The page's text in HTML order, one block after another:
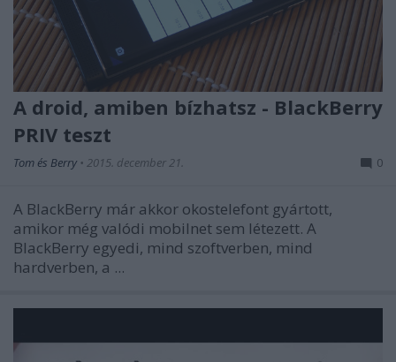
A droid, amiben bízhatsz - BlackBerry
PRIV teszt
Tom és Berry • 2015. december 21. 0
A BlackBerry már akkor okostelefont gyártott,
amikor még valódi mobilnet sem létezett. A
BlackBerry egyedi, mind szoftverben, mind
hardverben, a ...